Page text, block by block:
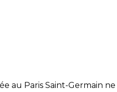
au Paris Saint-Germain ne